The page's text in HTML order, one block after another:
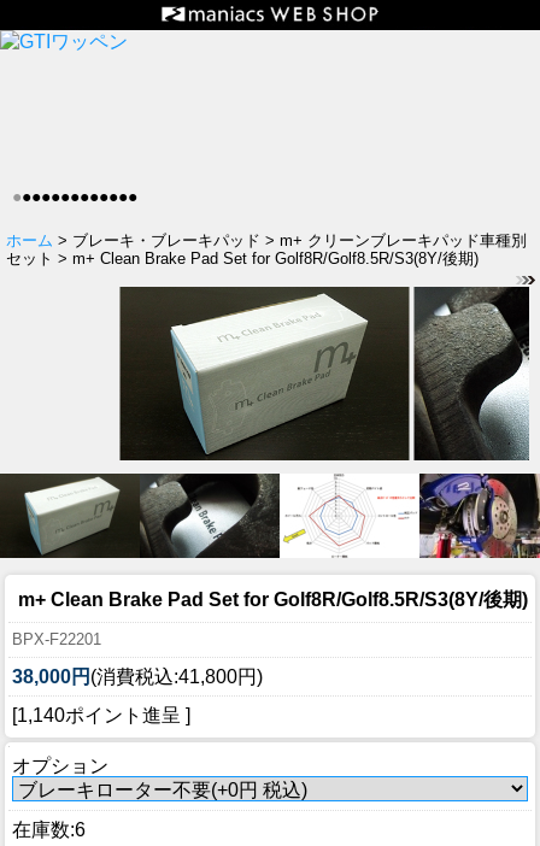
●●●●●●●●●●●●●
ホーム > ブレーキ・ブレーキパッド > m+ クリーンブレーキパッド車種別
セット > m+ Clean Brake Pad Set for Golf8R/Golf8.5R/S3(8Y/後期)
m+ Clean Brake Pad Set for Golf8R/Golf8.5R/S3(8Y/後期)
BPX-F22201
38,000円 (消費税込:41,800円)
[1,140ポイント進呈 ]
オプション
在庫数:6